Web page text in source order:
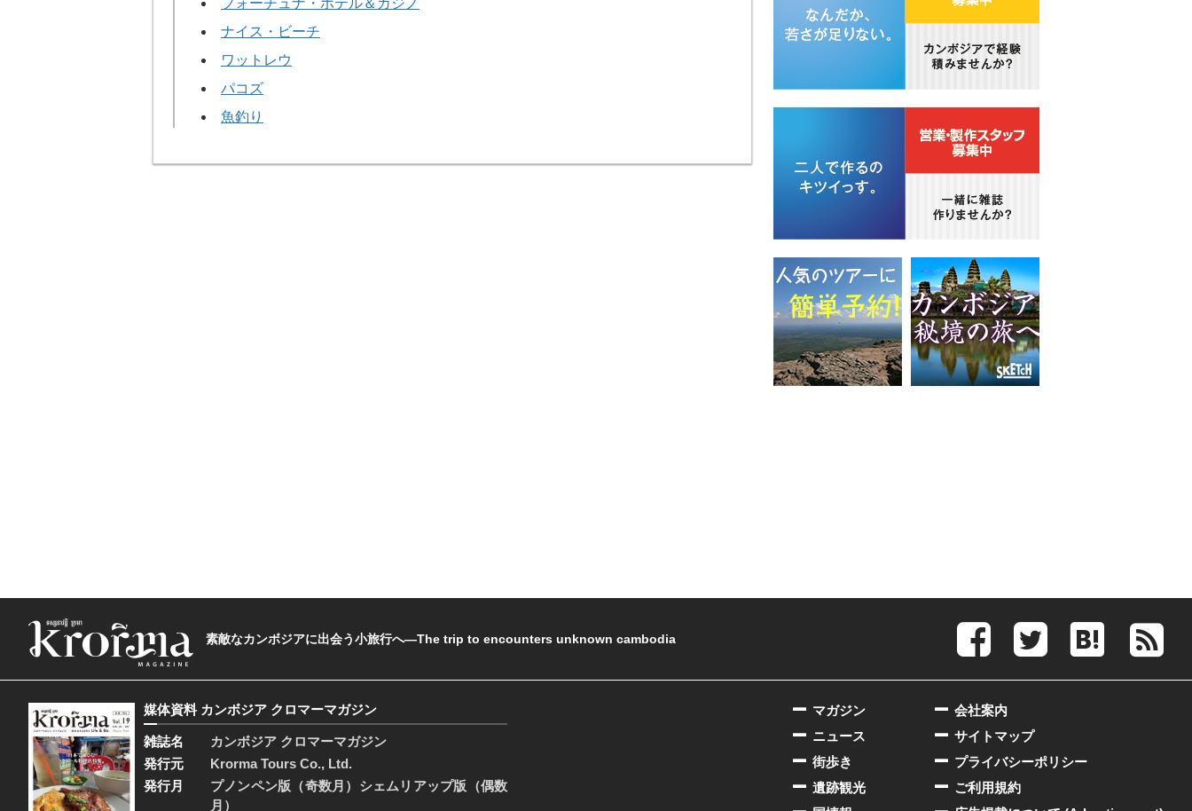
フォーチュナ・ホテル＆カジノ
ナイス・ビーチ
ワットレウ
パコズ
魚釣り
素敵なカンボジアに出会う小旅行へ―The trip to encounters unknown cambodia
媒体資料 カンボジア クロマーマガジン
雑誌名
カンボジア クロマーマガジン
発行元
Krorma Tours Co., Ltd.
発行月
プノンペン版（奇数月）シェムリアップ版（偶数
月）
会社案内
サイトマップ
プライバシーポリシー
ご利用規約
マガジン
ニュース
街歩き
遺跡観光